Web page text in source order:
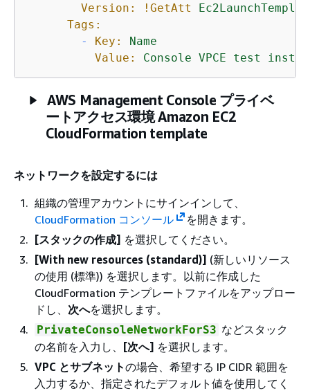
Version:
!GetAtt
Tags:
-
Key:
Name
Value:
Console VPCE test
AWS Management Console プライベ
ートアクセス環境 Amazon EC2
CloudFormation template
ネットワークを設定するには
組織の管理アカウントにサインインして、
CloudFormation コンソール
を開きます。
[スタックの作成] を選択してください。
[With new resources (standard)] (新しいリソース
の使用 (標準)) を選択します。以前に作成した
CloudFormation テンプレートファイルをアップロー
ドし、 次へを選択します。
PrivateConsoleNetworkForS3 などスタック
の名前を入力し、 [次へ] を選択します。
VPC とサブネットの場合、希望する IP CIDR 範囲を
入力するか、指定されたデフォルト値を使用してく